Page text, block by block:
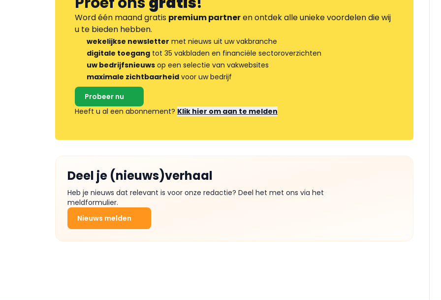
Word één maand gratis premium partneren ontdek alle unieke voordelen die wij
u te bieden hebben.
wekelijkse newsletter met nieuws uit uw vakbranche
digitale toegang tot 35 vakbladen en financiële sectoroverzichten
uw bedrijfsnieuws op een selectie van vakwebsites
maximale zichtbaarheid voor uw bedrijf
Probeer nu
Heeft u al een abonnement? Klik hier om aan te melden
Deel je (nieuws)verhaal
Heb je nieuws dat relevant is voor onze redactie? Deel het met ons via het
meldformulier.
Nieuws melden